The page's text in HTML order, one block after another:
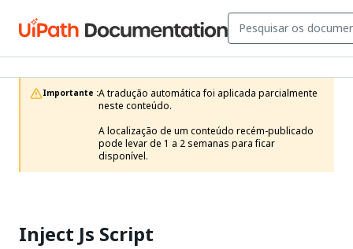
Importante :A tradução automática foi aplicada parcialmente
neste conteúdo.
A localização de um conteúdo recém-publicado
pode levar de 1 a 2 semanas para ficar
disponível.
Inject Js Script